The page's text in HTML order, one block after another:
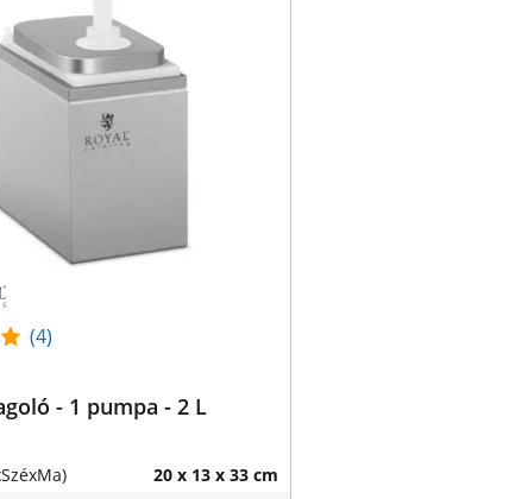
(4)
- 1 pumpa - 2 L
20 x 13 x 33 cm